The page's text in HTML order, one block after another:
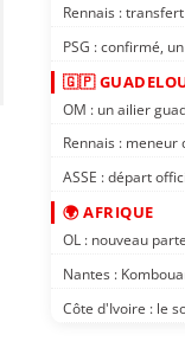
Rennais :
PSG : confirmé,
🇬🇵
OM : un ailier
Rennais : meneur
ASSE : départ
🌍 AFRIQUE
OL : nouveau
Nantes :
Côte d'Ivoire : le